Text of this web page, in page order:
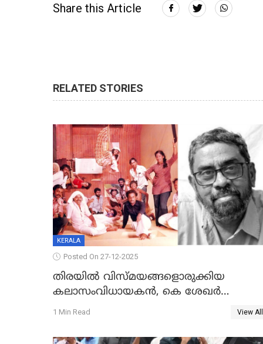
Share this Article
RELATED STORIES
KERALA
Posted On 27-12-2025
തിരയിൽ വിസ്മയങ്ങളൊരുക്കിയ
കലാസംവിധായകന്‍, കെ ശേഖര്‍
അന്തരിച്ചു
1 Min Read View All